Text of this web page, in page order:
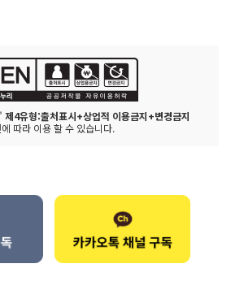
제4유형:출처표시+상업적 이용금지+변경금지
따라 이용 할 수 있습니다.